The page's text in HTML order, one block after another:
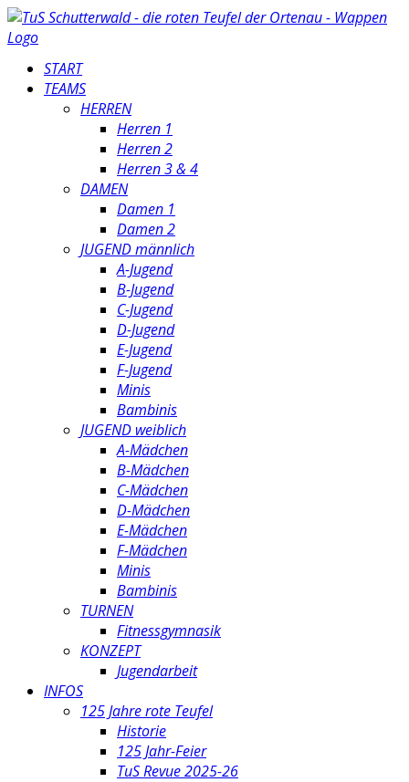
START
TEAMS
HERREN
Herren 1
Herren 2
Herren 3 & 4
DAMEN
Damen 1
Damen 2
JUGEND männlich
A-Jugend
B-Jugend
C-Jugend
D-Jugend
E-Jugend
F-Jugend
Minis
Bambinis
JUGEND weiblich
A-Mädchen
B-Mädchen
C-Mädchen
D-Mädchen
E-Mädchen
F-Mädchen
Minis
Bambinis
TURNEN
Fitnessgymnasik
KONZEPT
Jugendarbeit
INFOS
125 Jahre rote Teufel
Historie
125 Jahr-Feier
TuS Revue 2025-26